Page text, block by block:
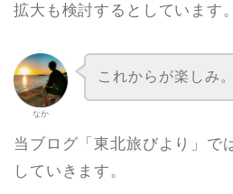
拡大も検討するとしています。
なか
これからが楽しみ。
当ブログ「東北旅びより」で
していきます。